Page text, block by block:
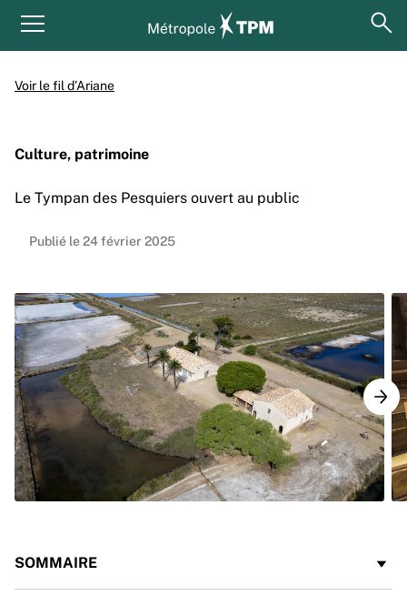
Menu principal
Voir le fil d’Ariane
Culture, patrimoine
Le Tympan des Pesquiers ouvert au public
Publié le 24 février 2025
SOMMAIRE